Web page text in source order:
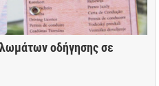
οδήγησης σε